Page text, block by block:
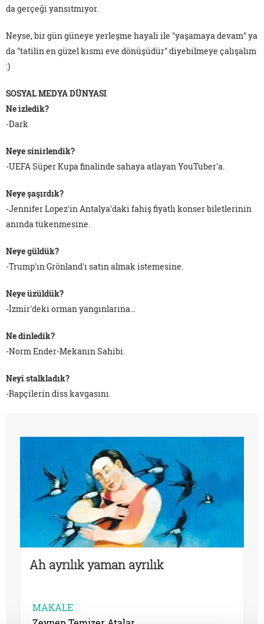
da gerçeği yansıtmıyor.
Neyse, bir gün güneye yerleşme hayali ile "yaşamaya devam" ya
da "tatilin en güzel kısmı eve dönüşüdür" diyebilmeye çalışalım
:)
SOSYAL MEDYA DÜNYASI
Ne izledik?
-Dark
Neye sinirlendik?
-UEFA Süper Kupa finalinde sahaya atlayan YouTuber'a.
Neye şaşırdık?
-Jennifer Lopez'in Antalya'daki fahiş fiyatlı konser biletlerinin
anında tükenmesine.
Neye güldük?
-Trump'ın Grönland'ı satın almak istemesine.
Neye üzüldük?
-İzmir'deki orman yangınlarına…
Ne dinledik?
-Norm Ender-Mekanın Sahibi.
Neyi stalkladık?
-Rapçilerin diss kavgasını.
Ah ayrılık yaman ayrılık
MAKALE